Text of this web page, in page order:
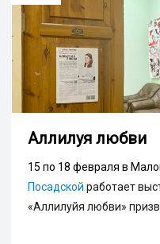
Аллилуя любви
15 по 18 февраля в
Посадской работает
«Аллилуйя любви»